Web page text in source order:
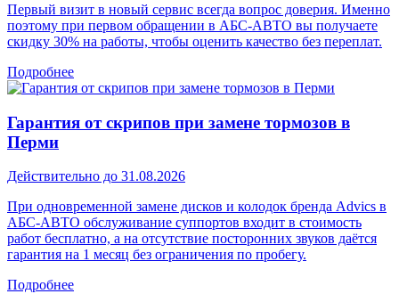
Первый визит в новый сервис всегда вопрос доверия. Именно
поэтому при первом обращении в АБС-АВТО вы получаете
скидку 30% на работы, чтобы оценить качество без переплат.
Подробнее
Гарантия от скрипов при замене тормозов в
Перми
Действительно до 31.08.2026
При одновременной замене дисков и колодок бренда Advics в
АБС-АВТО обслуживание суппортов входит в стоимость
работ бесплатно, а на отсутствие посторонних звуков даётся
гарантия на 1 месяц без ограничения по пробегу.
Подробнее